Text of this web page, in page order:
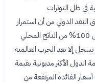
في ظل التوترات
2026، حذر صندوق النقد الدولي من أن استمرار
هذا المسار قد يؤدي إلى وصول الدين العام إلى 100% من الناتج المحلي
مستوى لم يسجل إلا بعد الحرب العالمية
الدول الأكثر مديونية بقيمة
دولار عام 2026. وتزيد أسعار الفائدة المرتفعة من